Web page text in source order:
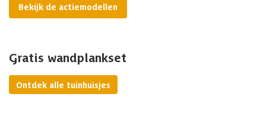
Bekijk de actiemodellen
Gratis wandplankset
Ontdek alle tuinhuisjes